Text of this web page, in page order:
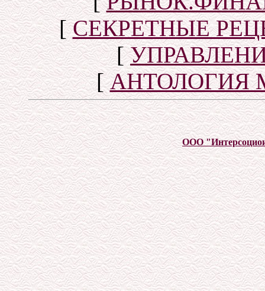
[СЕКРЕТНЫЕ
[
[АНТОЛОГИЯ
ООО